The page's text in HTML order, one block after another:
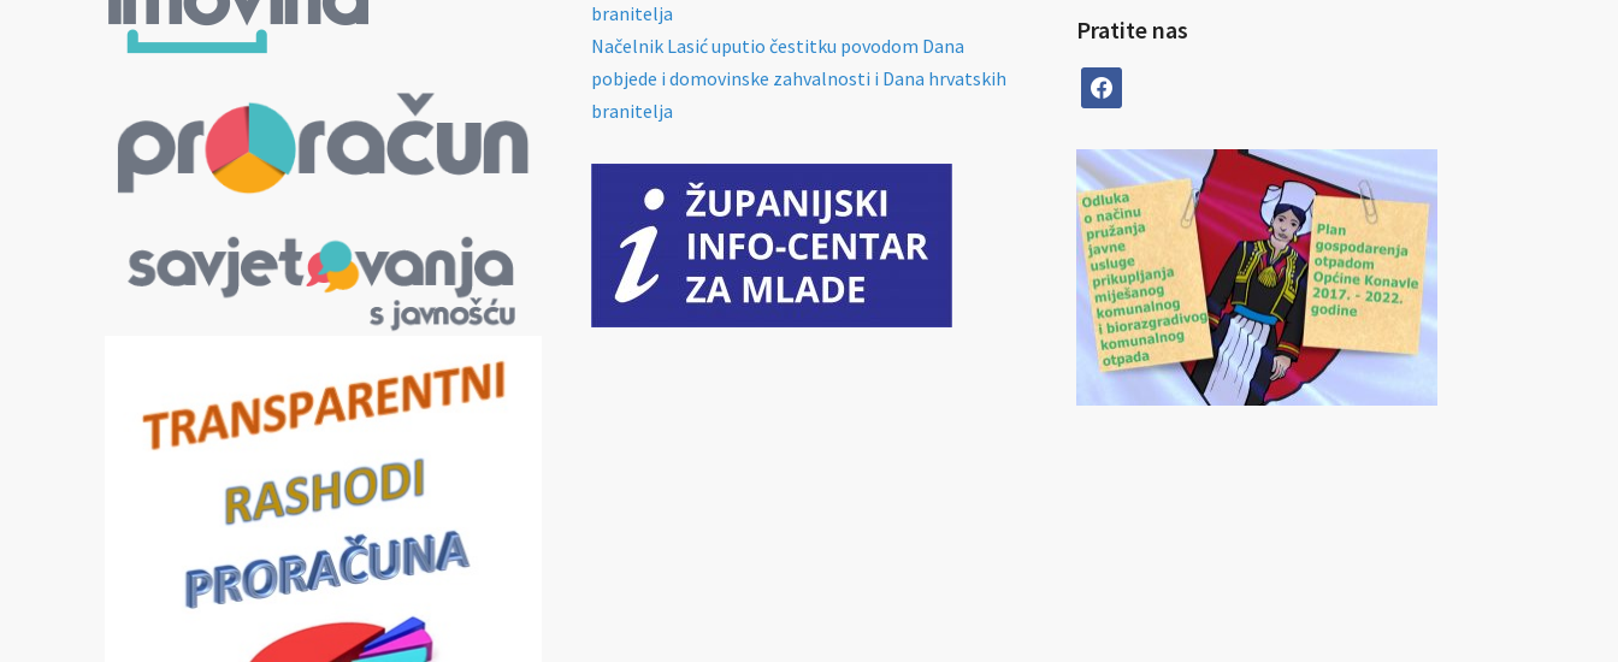
branitelja
Načelnik Lasić uputio čestitku povodom Dana
pobjede i domovinske zahvalnosti i Dana hrvatskih
branitelja
Pratite nas
facebook